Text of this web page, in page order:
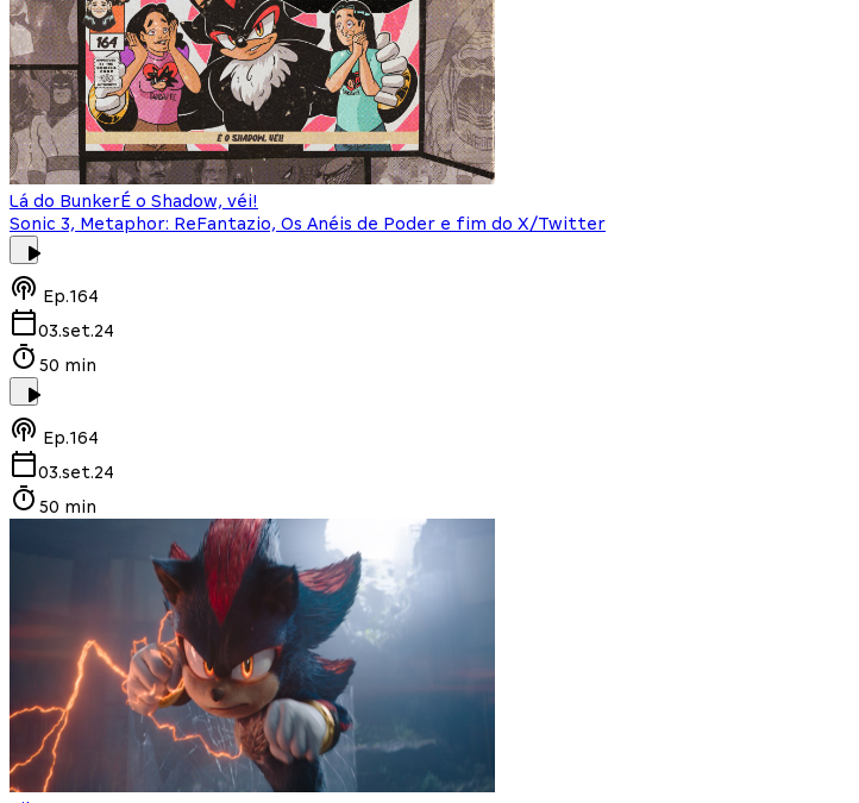
Lá do BunkerÉ o Shadow, véi!
Sonic 3, Metaphor: ReFantazio, Os Anéis de Poder e fim do X/Twitter
Ep.164
03.set.24
50 min
Ep.164
03.set.24
50 min